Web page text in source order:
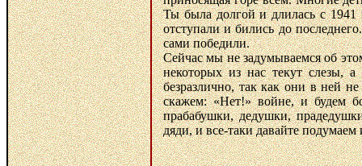
Ты была долгой и длилась с
отступали и бились до
сами победили.
Сейчас мы не задумываемся об
некоторых из нас текут слезы,
безразлично, так как они в ней
скажем: «Нет!» войне, и будем
прабабушки, дедушки,
дяди, и все-таки давайте